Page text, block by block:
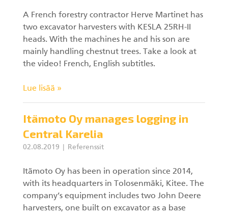
A French forestry contractor Herve Martinet has
two excavator harvesters with KESLA 25RH-II
heads. With the machines he and his son are
mainly handling chestnut trees. Take a look at
the video! French, English subtitles.
Lue lisää »
Itämoto Oy manages logging in
Central Karelia
02.08.2019 Referenssit
Itämoto Oy has been in operation since 2014,
with its headquarters in Tolosenmäki, Kitee. The
company’s equipment includes two John Deere
harvesters, one built on excavator as a base